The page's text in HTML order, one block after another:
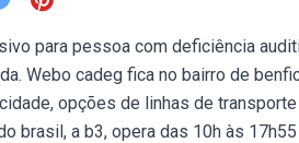
para pessoa com deficiência
Webo cadeg fica no bairro de
opções de linhas de
brasil, a b3, opera das 10h às